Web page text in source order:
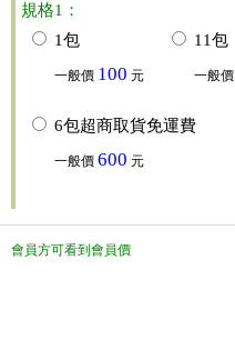
規格1：
1包
一般價 100 元
11包
一般價
6包超商取貨免運費
一般價 600 元
會員方可看到會員價